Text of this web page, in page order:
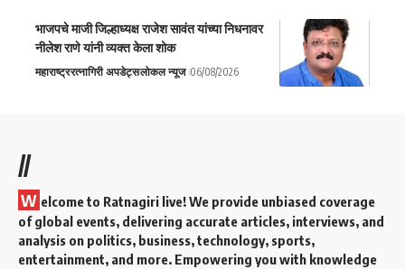
भाजपचे माजी जिल्हाध्यक्ष राजेश सावंत यांच्या निधनावर
नीलेश राणे यांनी व्यक्त केला शोक
महाराष्ट्ररत्नागिरी अपडेट्सलोकल न्यूज 06/08/2026
//
W elcome to Ratnagiri live! We provide unbiased coverage
of global events, delivering accurate articles, interviews, and
analysis on politics, business, technology, sports,
entertainment, and more. Empowering you with knowledge